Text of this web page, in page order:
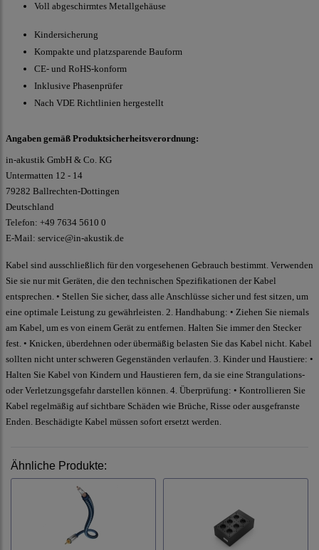
Voll abgeschirmtes Metallgehäuse
Kindersicherung
Kompakte und platzsparende Bauform
CE- und RoHS-konform
Inklusive Phasenprüfer
Nach VDE Richtlinien hergestellt
Angaben gemäß Produktsicherheitsverordnung:
in-akustik GmbH & Co. KG
Untermatten 12 - 14
79282 Ballrechten-Dottingen
Deutschland
Telefon: +49 7634 5610 0
E-Mail: service@in-akustik.de
Kabel sind ausschließlich für den vorgesehenen Gebrauch bestimmt. Verwenden
Sie sie nur mit Geräten, die den technischen Spezifikationen der Kabel
entsprechen. • Stellen Sie sicher, dass alle Anschlüsse sicher und fest sitzen, um
eine optimale Leistung zu gewährleisten. 2. Handhabung: • Ziehen Sie niemals
am Kabel, um es von einem Gerät zu entfernen. Halten Sie immer den Stecker
fest. • Knicken, überdehnen oder übermäßig belasten Sie das Kabel nicht. Kabel
sollten nicht unter schweren Gegenständen verlaufen. 3. Kinder und Haustiere: •
Halten Sie Kabel von Kindern und Haustieren fern, da sie eine Strangulations-
oder Verletzungsgefahr darstellen können. 4. Überprüfung: • Kontrollieren Sie
Kabel regelmäßig auf sichtbare Schäden wie Brüche, Risse oder ausgefranste
Enden. Beschädigte Kabel müssen sofort ersetzt werden.
Ähnliche Produkte: